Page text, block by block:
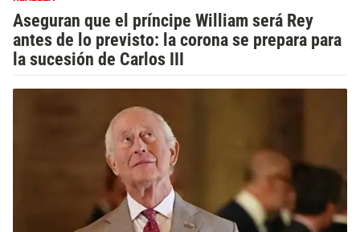
Aseguran que el príncipe William será Rey
antes de lo previsto: la corona se prepara para
la sucesión de Carlos III